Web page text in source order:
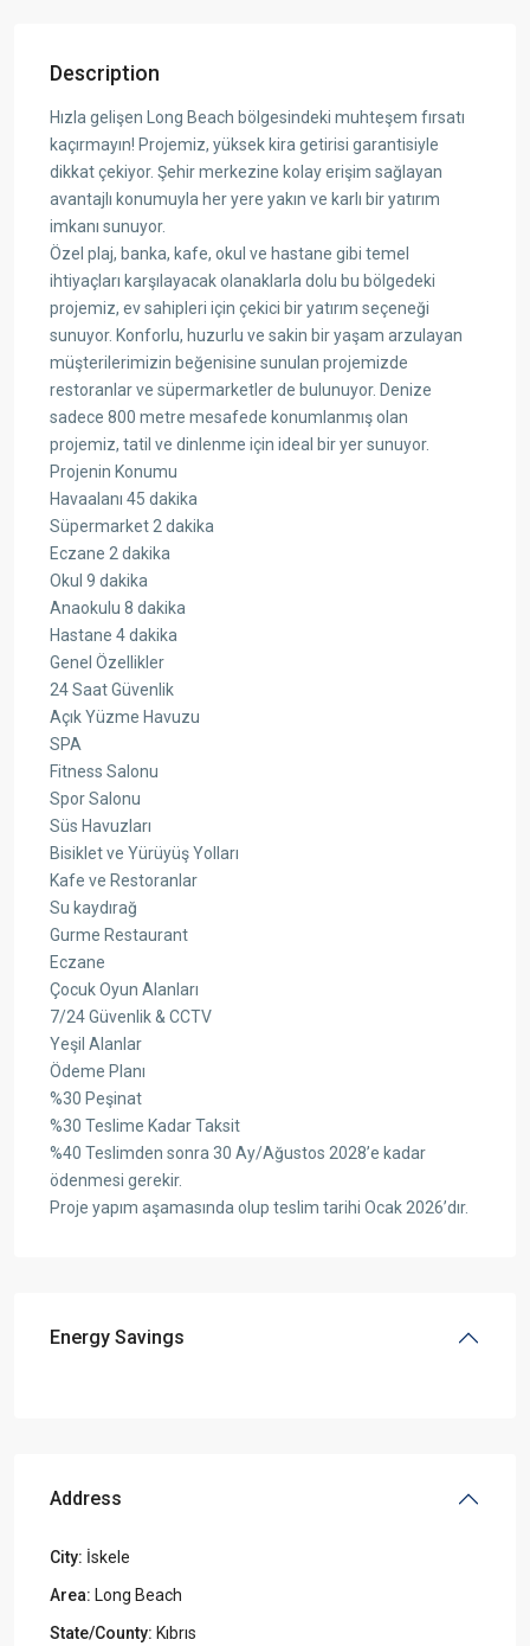
Description
Hızla gelişen Long Beach bölgesindeki muhteşem fırsatı
kaçırmayın! Projemiz, yüksek kira getirisi garantisiyle
dikkat çekiyor. Şehir merkezine kolay erişim sağlayan
avantajlı konumuyla her yere yakın ve karlı bir yatırım
imkanı sunuyor.
Özel plaj, banka, kafe, okul ve hastane gibi temel
ihtiyaçları karşılayacak olanaklarla dolu bu bölgedeki
projemiz, ev sahipleri için çekici bir yatırım seçeneği
sunuyor. Konforlu, huzurlu ve sakin bir yaşam arzulayan
müşterilerimizin beğenisine sunulan projemizde
restoranlar ve süpermarketler de bulunuyor. Denize
sadece 800 metre mesafede konumlanmış olan
projemiz, tatil ve dinlenme için ideal bir yer sunuyor.
Projenin Konumu
Havaalanı 45 dakika
Süpermarket 2 dakika
Eczane 2 dakika
Okul 9 dakika
Anaokulu 8 dakika
Hastane 4 dakika
Genel Özellikler
24 Saat Güvenlik
Açık Yüzme Havuzu
SPA
Fitness Salonu
Spor Salonu
Süs Havuzları
Bisiklet ve Yürüyüş Yolları
Kafe ve Restoranlar
Su kaydırağ
Gurme Restaurant
Eczane
Çocuk Oyun Alanları
7/24 Güvenlik & CCTV
Yeşil Alanlar
Ödeme Planı
%30 Peşinat
%30 Teslime Kadar Taksit
%40 Teslimden sonra 30 Ay/Ağustos 2028’e kadar
ödenmesi gerekir.
Proje yapım aşamasında olup teslim tarihi Ocak 2026’dır.
Energy Savings
Address
City: İskele
Area: Long Beach
State/County: Kıbrıs